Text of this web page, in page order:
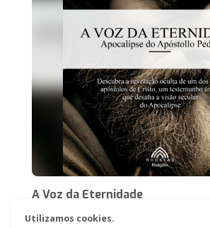
Utilizamos cookies.
A Voz da Eternidade
Salomon Lane/Luiz Santos